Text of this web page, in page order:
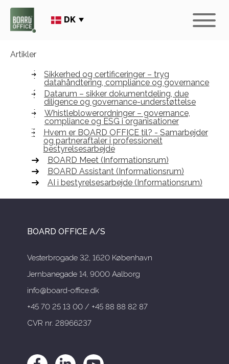
DK
Artikler
Sikkerhed og certificeringer – tryg
datahåndtering, compliance og governance
Datarum – sikker dokumentdeling, due
diligence og governance-understøttelse
Whistleblowerordninger – governance,
compliance og ESG i organisationer
Hvem er BOARD OFFICE til? - Samarbejder
og partneraftaler i professionelt
bestyrelsesarbejde
BOARD Meet (Informationsrum)
BOARD Assistant (Informationsrum)
AI i bestyrelsesarbejde (Informationsrum)
BOARD OFFICE A/S
Vesterbrogade 32, 1620 København
Jernbanegade 14, 9000 Aalborg
info@board-office.dk
+45 70 25 13 00 / +45 88 88 82 87
CVR nr. 28966237